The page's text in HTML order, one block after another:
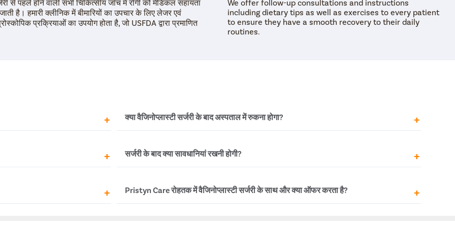
से पहले होने वाली सभी चिकित्सीय जाँच में रोगी को मेडिकल सहायता
है। हमारी क्लीनिक में बीमारियों का उपचार के लिए लेजर एवं
प्रक्रियाओं का उपयोग होता है, जो USFDA द्वारा प्रमाणित
We offer follow-up consultations and instructions
including dietary tips as well as exercises to every patient
to ensure they have a smooth recovery to their daily
routines.
में किसी प्रकार का रिस्क और
में डिस्कम्फर्ट महसूस होता
क्या वैजिनोप्लास्टी सर्जरी के बाद अस्पताल में रुकना होगा?
मॉनिटरिंग के थोड़ी देर बाद अस्पताल से डिस्चार्ज कर दिया जाता। कुछ रेयर केस है तब भी डॉक्टर
ज्यादा से ज्यादा एक रात अस्पताल में रुकने का कह सकते हैं।
में चली जाती है। ऐसा कुछ ही केस
सर्जरी के बाद क्या सावधानियां रखनी होगी?
डॉक्टर सर्जरी के बाद ऐसी किसी एक्टिविटी को करने से मना करते हैं जिससे वैजाइना पर तनाव या
किसी तरह का प्रेशर आए। सर्जरी में की गई स्टिचिंग को घुलने में 21 से 28 दिन लगते हैं। हमारे
डॉक्टर सर्जरी के बाद special instruction की जानकारी देते हैं।
Pristyn Care रोहतक में वैजिनोप्लास्टी सर्जरी के साथ और क्या ऑफर करता है?